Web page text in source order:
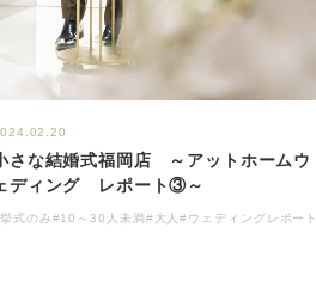
さな結婚式福岡店 ～アットホームウ
ディング レポート③～
式のみ#10～30人未満#大人#ウェディングレポート